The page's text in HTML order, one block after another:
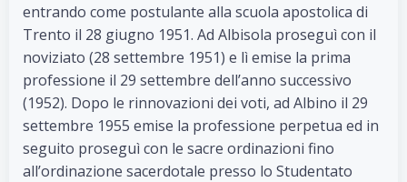
entrando come postulante alla scuola apostolica di
Trento il 28 giugno 1951. Ad Albisola proseguì con il
noviziato (28 settembre 1951) e lì emise la prima
professione il 29 settembre dell’anno successivo
(1952). Dopo le rinnovazioni dei voti, ad Albino il 29
settembre 1955 emise la professione perpetua ed in
seguito proseguì con le sacre ordinazioni fino
all’ordinazione sacerdotale presso lo Studentato